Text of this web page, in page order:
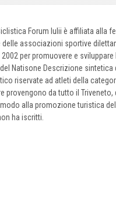
Forum Iulii è affiliata alla
associazioni sportive
per promuovere e
Natisone Descrizione sintetica
riservate ad atleti della
provengono da tutto il Triveneto,
alla promozione turistica
ha iscritti.